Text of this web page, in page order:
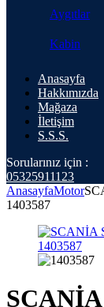
Aygıtlar
Kabin
Anasayfa
Hakkımızda
Mağaza
İletişim
S.S.S.
Sorularınız için :
05325911123
AnasayfaMotor
1403587